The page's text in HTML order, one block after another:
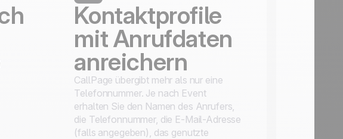
Kontaktprofile
mit Anrufdaten
anreichern
CallPage übergibt mehr als nur eine
Telefonnummer. Je nach Event
erhalten Sie den Namen des Anrufers,
die Telefonnummer, die E-Mail-Adresse
(falls angegeben), das genutzte